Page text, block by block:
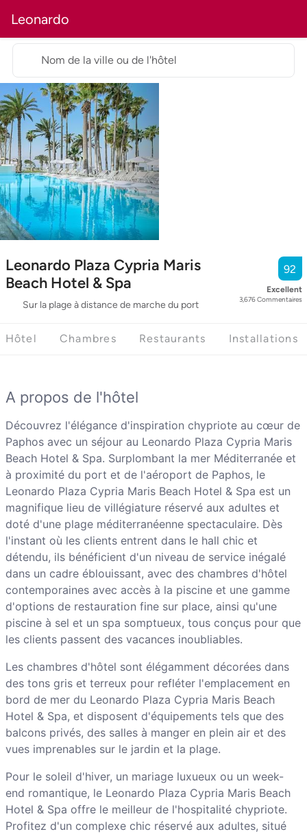
Leonardo
Leonardo Plaza Cypria Maris
Beach Hotel & Spa
Sur la plage à distance de marche du port
92
Excellent
3,676Commentaires
Nom de la ville ou de l'hôtel
Hôtel Chambres Restaurants Installations
A propos de l'hôtel
Découvrez l'élégance d'inspiration chypriote au cœur de
Paphos avec un séjour au Leonardo Plaza Cypria Maris
Beach Hotel & Spa. Surplombant la mer Méditerranée et
à proximité du port et de l'aéroport de Paphos, le
Leonardo Plaza Cypria Maris Beach Hotel & Spa est un
magnifique lieu de villégiature réservé aux adultes et
doté d'une plage méditerranéenne spectaculaire. Dès
l'instant où les clients entrent dans le hall chic et
détendu, ils bénéficient d'un niveau de service inégalé
dans un cadre éblouissant, avec des chambres d'hôtel
contemporaines avec accès à la piscine et une gamme
d'options de restauration fine sur place, ainsi qu'une
piscine à sel et un spa somptueux, tous conçus pour que
les clients passent des vacances inoubliables.
Les chambres d'hôtel sont élégamment décorées dans
des tons gris et terreux pour refléter l'emplacement en
bord de mer du Leonardo Plaza Cypria Maris Beach
Hotel & Spa, et disposent d'équipements tels que des
balcons privés, des salles à manger en plein air et des
vues imprenables sur le jardin et la plage.
Pour le soleil d'hiver, un mariage luxueux ou un week-
end romantique, le Leonardo Plaza Cypria Maris Beach
Hotel & Spa offre le meilleur de l'hospitalité chypriote.
Profitez d'un complexe chic réservé aux adultes, situé